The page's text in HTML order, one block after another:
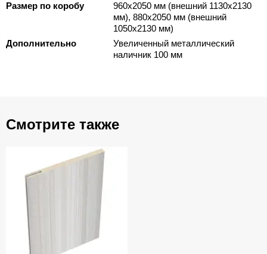
Размер по коробу
960х2050 мм (внешний 1130х2130
мм), 880х2050 мм (внешний
1050х2130 мм)
Дополнительно
Увеличенный металлический
наличник 100 мм
Смотрите также